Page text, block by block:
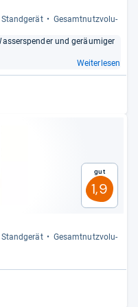
Stand­ge­rät
Gesamt­nutz­vo­lu­
und geräu­mi­ger
Weiterlesen
Gut
1,9
Stand­ge­rät
Gesamt­nutz­vo­lu­